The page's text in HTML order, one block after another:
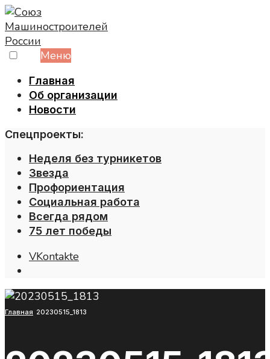
Skip
to
content
Меню
Главная
Об организации
Новости
Спецпроекты:
Неделя без турникетов
Звезда
Профориентация
Социальная работа
Всегда рядом
75 лет победы
VKontakte
Window
Главная 20230515_1813